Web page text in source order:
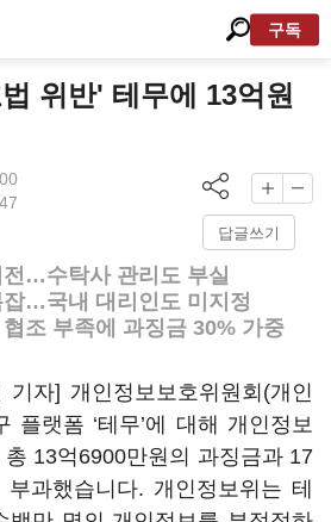
구독
위반' 테무에 13억원
답글쓰기
…수탁사 관리도 부실
…국내 대리인도 미지정
조 부족에 과징금 30% 가중
기자] 개인정보보호위원회(개인
플랫폼 ‘테무’에 대해 개인정보
13억6900만원의 과징금과 17
과했습니다. 개인정보위는 테